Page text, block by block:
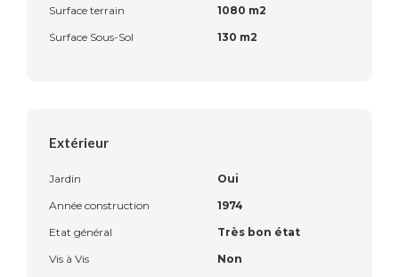
Surface terrain
1080 m2
Surface Sous-Sol
130 m2
Extérieur
Jardin
Oui
Année construction
1974
Etat général
Très bon état
Vis à Vis
Non